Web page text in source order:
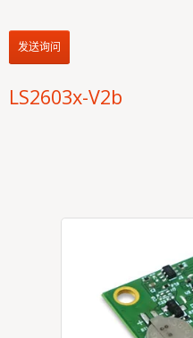
发送询问
LS2603x-V2b